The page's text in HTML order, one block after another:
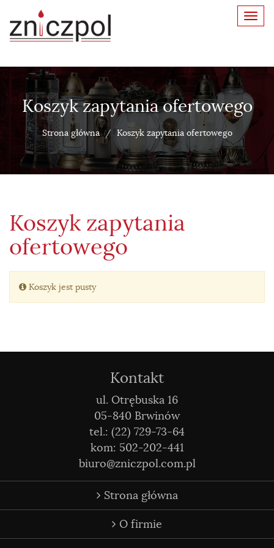
Koszyk zapytania ofertowego
Strona główna Koszyk zapytania ofertowego
Koszyk zapytania
ofertowego
Koszyk jest pusty
Kontakt
ul. Otrębuska 16
05-840 Brwinów
tel.: (22) 729-73-64
kom: 502-202-441
biuro@zniczpol.com.pl
Strona główna
O firmie